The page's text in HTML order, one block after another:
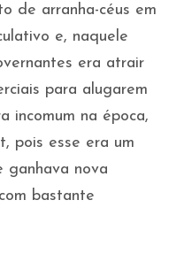
de arranha-céus em
e, naquele
era atrair
para alugarem
incomum na época,
pois esse era um
ganhava nova
bastante